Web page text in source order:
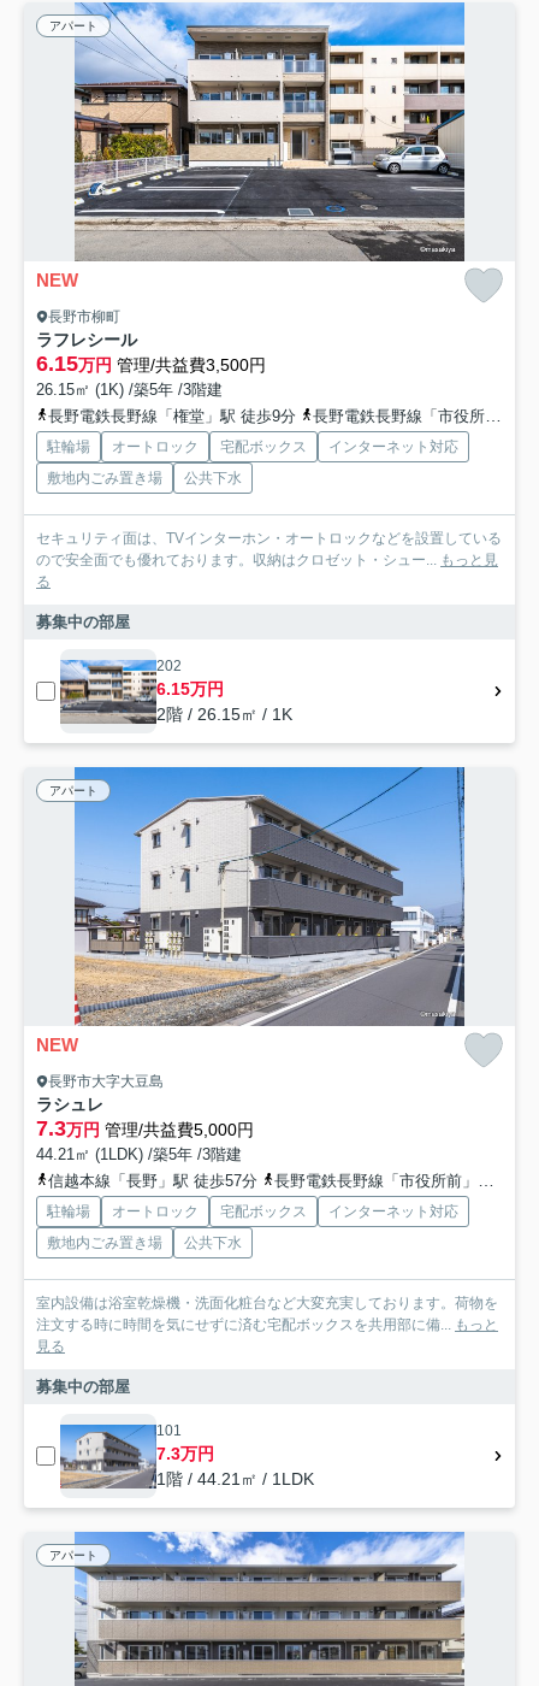
アパート
NEW
長野市柳町
ラフレシール
6.15万円 管理/共益費3,500円
26.15㎡ (1K) /築5年 /3階建
長野電鉄長野線「権堂」駅 徒歩9分
長野電鉄長野線「市役所前」駅 徒歩12分
駐輪場 オートロック 宅配ボックス
インターネット対応
敷地内ごみ置き場
公共下水
セキュリティ面は、TVインターホン・オートロックなどを設置している
ので安全面でも優れております。収納はクロゼット・シュー... もっと見
る
募集中の部屋
202
6.15万円
2階 / 26.15㎡ / 1K
アパート
NEW
長野市大字大豆島
ラシュレ
7.3万円 管理/共益費5,000円
44.21㎡ (1LDK) /築5年 /3階建
信越本線「長野」駅 徒歩57分
長野電鉄長野線「市役所前」駅 徒歩60分
駐輪場 オートロック 宅配ボックス
インターネット対応
敷地内ごみ置き場
公共下水
室内設備は浴室乾燥機・洗面化粧台など大変充実しております。荷物を
注文する時に時間を気にせずに済む宅配ボックスを共用部に備... もっと
見る
募集中の部屋
101
7.3万円
1階 / 44.21㎡ / 1LDK
アパート